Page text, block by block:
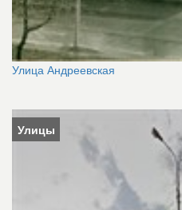
Улица Андреевская
Улицы